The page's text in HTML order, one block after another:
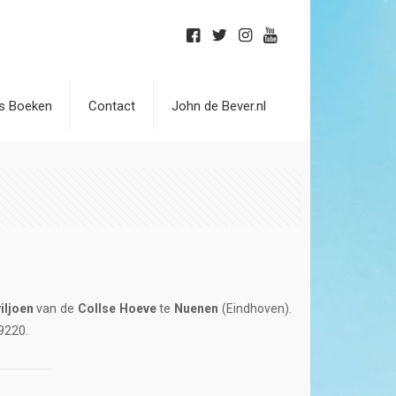
Boeken Contact John de Bever.nl
van de Collse Hoevete Nuenen (Eindhoven).